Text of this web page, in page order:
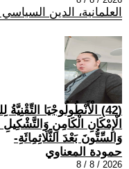
العلمانية، الدين
(42) الْأَنْطُولُوجْيَا
الْإِمْكَانِ الْكَامِنِ
وَالسِّتُّونَ بَعْدَ الثَّلَاثِمِائَةِ-
حمودة المعناوي
2026 / 8 / 8